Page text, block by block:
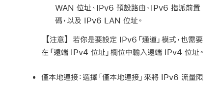
WAN 位址、IPv6 預設路由、IPv6 指派前置
碼，以及 IPv6 LAN 位址。
【注意】 若你是要設定 IPv6「通道」模式，也需要
在「遠端 IPv4 位址」欄位中輸入遠端 IPv4 位址。
僅本地連接：選擇「僅本地連接」來將 IPv6 流量限